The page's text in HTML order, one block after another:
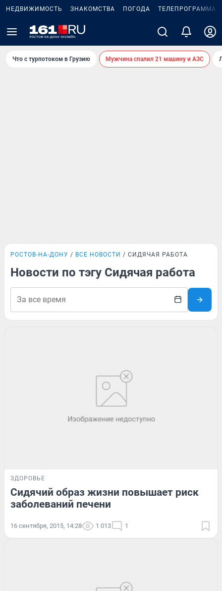
НЕДВИЖИМОСТЬ ЗНАКОМСТВА ПОГОДА ТЕЛЕПРОГРАММА
Что с турпотоком в Грузию Мужчина спалил 21 машину и АЗС
РОСТОВ-НА-ДОНУ ВСЕ НОВОСТИ СИДЯЧАЯ РАБОТА
Новости по тэгу Сидячая работа
ЗДОРОВЬЕ
Сидячий образ жизни повышает риск
заболеваний печени
16 сентября, 2015, 14:28 1 013 1